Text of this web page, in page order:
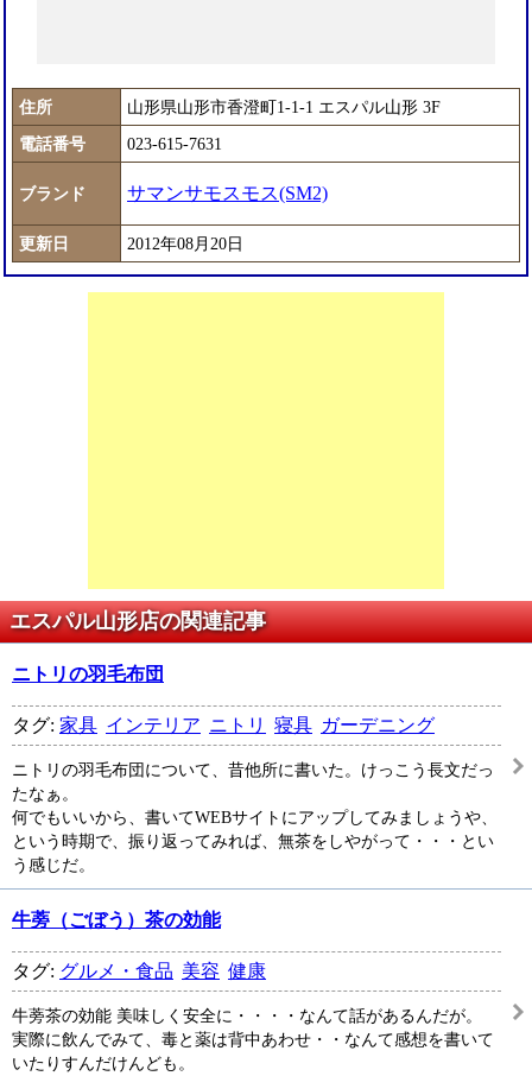
住所
山形県山形市香澄町1-1-1 エスパル山形 3F
電話番号
023-615-7631
ブランド サマンサモスモス(SM2)
更新日 2012年08月20日
エスパル山形店の関連記事
ニトリの羽毛布団
タグ: 家具 インテリア ニトリ 寝具 ガーデニング
ニトリの羽毛布団について、昔他所に書いた。けっこう長文だっ
たなぁ。
何でもいいから、書いてWEBサイトにアップしてみましょうや、
という時期で、振り返ってみれば、無茶をしやがって・・・とい
う感じだ。
牛蒡（ごぼう）茶の効能
タグ: グルメ・食品 美容 健康
牛蒡茶の効能 美味しく安全に・・・・なんて話があるんだが。
実際に飲んでみて、毒と薬は背中あわせ・・なんて感想を書いて
いたりすんだけんども。